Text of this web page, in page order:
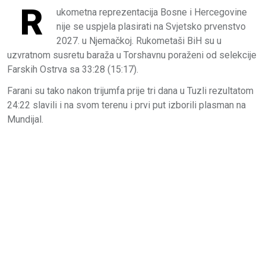
R
ukometna reprezentacija Bosne i Hercegovine
nije se uspjela plasirati na Svjetsko prvenstvo
2027. u Njemačkoj. Rukometaši BiH su u
uzvratnom susretu baraža u Torshavnu poraženi od selekcije
Farskih Ostrva sa 33:28 (15:17).
Farani su tako nakon trijumfa prije tri dana u Tuzli rezultatom
24:22 slavili i na svom terenu i prvi put izborili plasman na
Mundijal.